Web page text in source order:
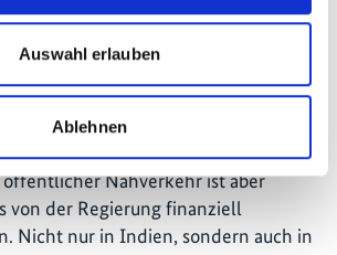
Auswahl erlauben
Ablehnen
wenn die drohende Rezession
zu Fuß, das Fahrrad und
teilzunehmen. Nach der
werden die Menschen den
nur zögerlich nutzen. Ein voll
Nahverkehr ist aber
von der Regierung finanziell
Nicht nur in Indien, sondern auch in